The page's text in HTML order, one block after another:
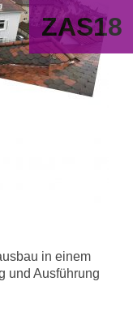
ZAS18
in einem
und Ausführung